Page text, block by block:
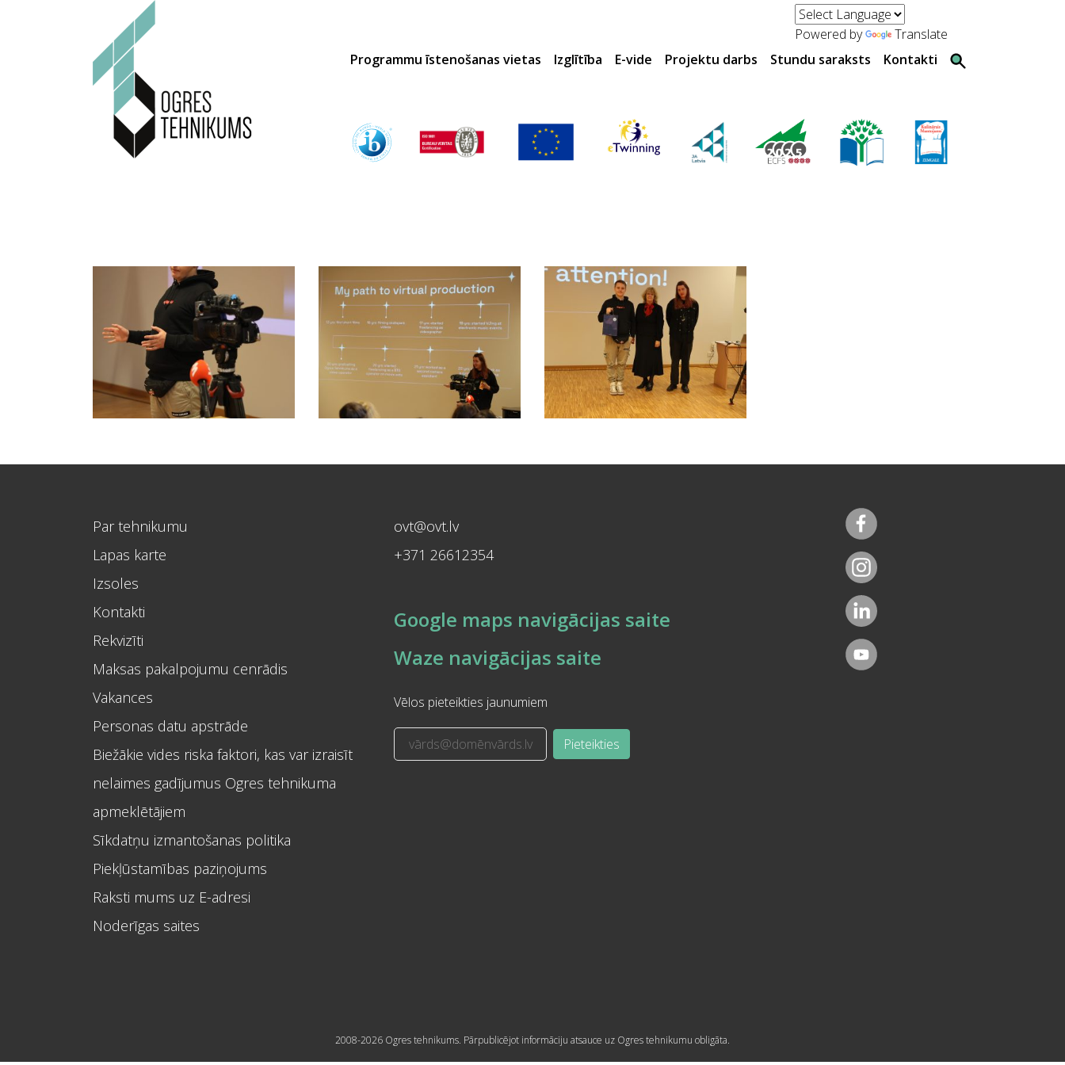
Powered by
Translate
Programmu īstenošanas vietas
Izglītība E-vide Projektu darbs Stundu saraksts Kontakti
Par tehnikumu
Lapas karte
Izsoles
Kontakti
Rekvizīti
Maksas pakalpojumu cenrādis
Vakances
Personas datu apstrāde
Biežākie vides riska faktori, kas var izraisīt
nelaimes gadījumus Ogres tehnikuma
apmeklētājiem
Sīkdatņu izmantošanas politika
Piekļūstamības paziņojums
Raksti mums uz E-adresi
Noderīgas saites
ovt@ovt.lv
+371 26612354
Google maps navigācijas saite
Waze navigācijas saite
Vēlos pieteikties jaunumiem
Pieteikties
2008-2026 Ogres tehnikums. Pārpublicējot informāciju atsauce uz Ogres tehnikumu obligāta.